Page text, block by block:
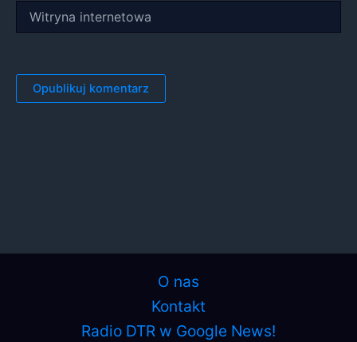
internetowa
O nas
Kontakt
Radio DTR w Google News!